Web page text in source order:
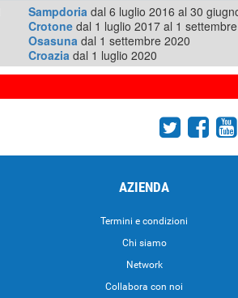
Sampdoria dal 6 luglio 2016 al 30
Crotone dal 1 luglio 2017 al 1
Osasuna dal 1 settembre 2020
Croazia dal 1 luglio 2020
AZIENDA
Termini e condizioni
Chi siamo
Network
Collabora con noi